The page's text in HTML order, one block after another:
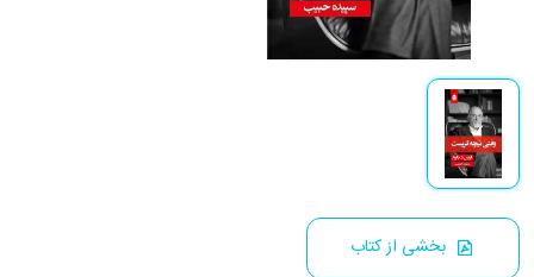
بخشی از کتاب